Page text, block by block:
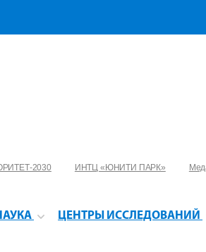
2030 ИНТЦ «ЮНИТИ ПАРК»
ЦЕНТРЫ ИССЛЕДОВАНИЙ